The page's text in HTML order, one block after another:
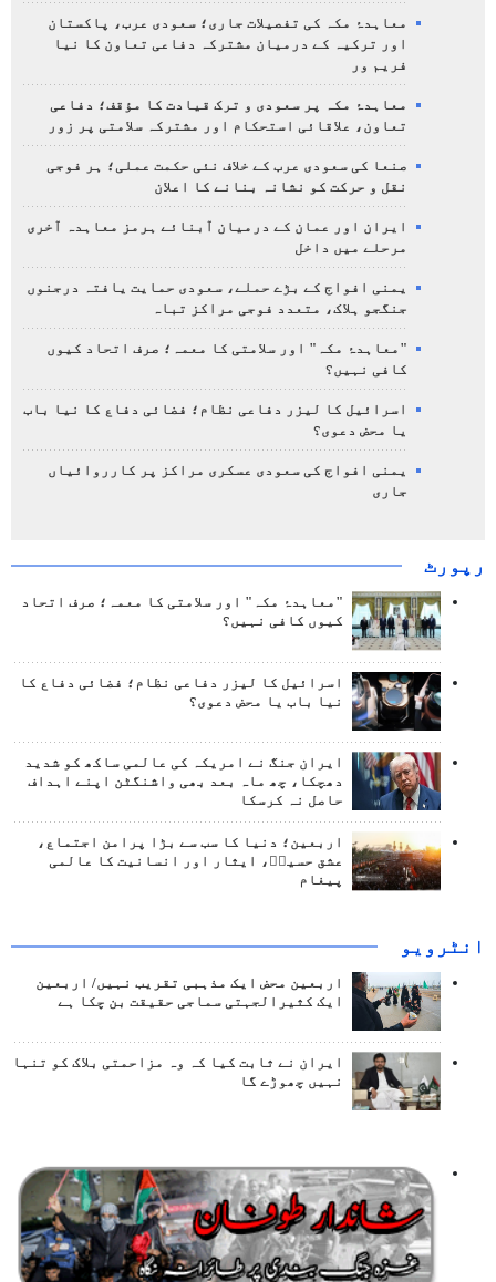
معاہدۂ مکہ کی تفصیلات جاری؛ سعودی عرب، پاکستان
اور ترکیہ کے درمیان مشترکہ دفاعی تعاون کا نیا
فریم ور
معاہدۂ مکہ پر سعودی و ترک قیادت کا مؤقف؛ دفاعی
تعاون، علاقائی استحکام اور مشترکہ سلامتی پر زور
صنعا کی سعودی عرب کے خلاف نئی حکمت عملی؛ ہر فوجی
نقل و حرکت کو نشانہ بنانے کا اعلان
ایران اور عمان کے درمیان آبنائے ہرمز معاہدہ آخری
مرحلے میں داخل
یمنی افواج کے بڑے حملے، سعودی حمایت یافتہ درجنوں
جنگجو ہلاک، متعدد فوجی مراکز تباہ
"معاہدۂ مکہ" اور سلامتی کا معمہ؛ صرف اتحاد کیوں
کافی نہیں؟
اسرائیل کا لیزر دفاعی نظام؛ فضائی دفاع کا نیا باب
یا محض دعوی؟
یمنی افواج کی سعودی عسکری مراکز پر کارروائیاں
جاری
رپورٹ
"معاہدۂ مکہ" اور سلامتی کا معمہ؛ صرف اتحاد
کیوں کافی نہیں؟
اسرائیل کا لیزر دفاعی نظام؛ فضائی دفاع کا
نیا باب یا محض دعوی؟
ایران جنگ نے امریکہ کی عالمی ساکھ کو شدید
دھچکا، چھ ماہ بعد بھی واشنگٹن اپنے اہداف
حاصل نہ کرسکا
اربعین؛ دنیا کا سب سے بڑا پرامن اجتماع،
عشق حسینؑ، ایثار اور انسانیت کا عالمی
پیغام
انٹرويو
اربعین محض ایک مذہبی تقریب نہیں/ اربعین
ایک کثیرالجہتی سماجی حقیقت بن چکا ہے
ایران نے ثابت کیا کہ وہ مزاحمتی بلاک کو تنہا
نہیں چھوڑے گا